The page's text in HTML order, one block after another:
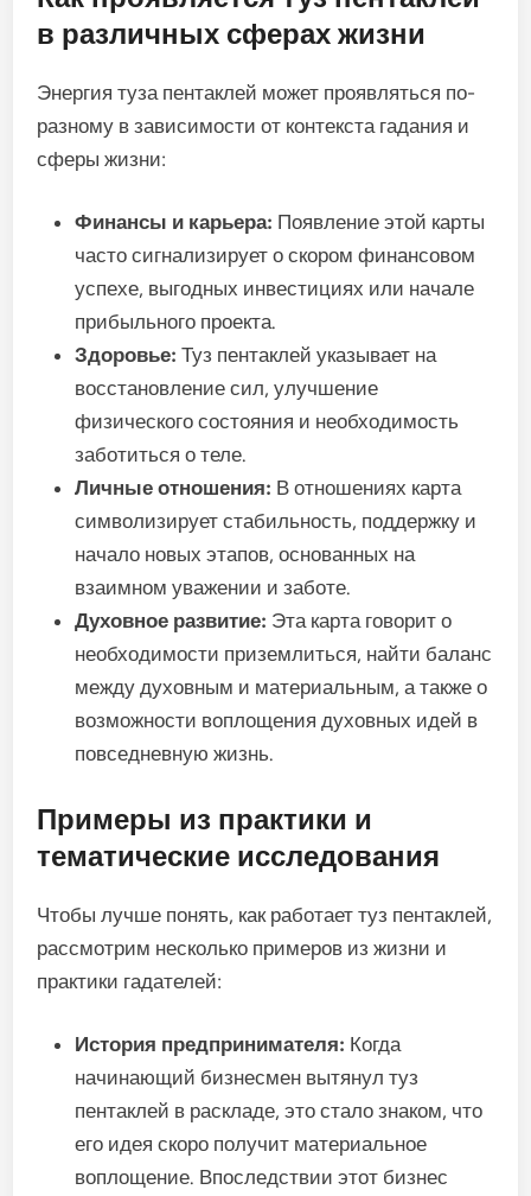
в различных сферах жизни
Энергия туза пентаклей может проявляться по-
разному в зависимости от контекста гадания и
сферы жизни:
Финансы и карьера: Появление этой карты
часто сигнализирует о скором финансовом
успехе, выгодных инвестициях или начале
прибыльного проекта.
Здоровье: Туз пентаклей указывает на
восстановление сил, улучшение
физического состояния и необходимость
заботиться о теле.
Личные отношения: В отношениях карта
символизирует стабильность, поддержку и
начало новых этапов, основанных на
взаимном уважении и заботе.
Духовное развитие: Эта карта говорит о
необходимости приземлиться, найти баланс
между духовным и материальным, а также о
возможности воплощения духовных идей в
повседневную жизнь.
Примеры из практики и
тематические исследования
Чтобы лучше понять, как работает туз пентаклей,
рассмотрим несколько примеров из жизни и
практики гадателей:
История предпринимателя: Когда
начинающий бизнесмен вытянул туз
пентаклей в раскладе, это стало знаком, что
его идея скоро получит материальное
воплощение. Впоследствии этот бизнес